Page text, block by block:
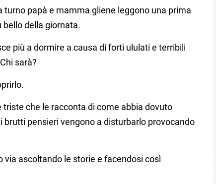
turno papà e mamma gliene leggono una prima
bello della giornata.
più a dormire a causa di forti ululati e terribili
sarà?
triste che le racconta di come abbia dovuto
brutti pensieri vengono a disturbarlo provocando
via ascoltando le storie e facendosi così